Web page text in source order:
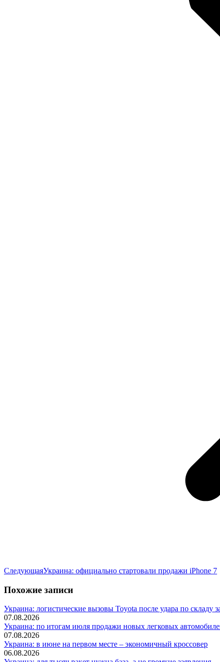
СледующаяСледующая
Украина: официально стартовали продажи iPhone 7
Похожие записи
Украина: логистические вызовы Toyota после удара по складу
07.08.2026
Украина: по итогам июля продажи новых легковых
07.08.2026
Украина: в июне на первом месте – экономичный кроссовер
06.08.2026